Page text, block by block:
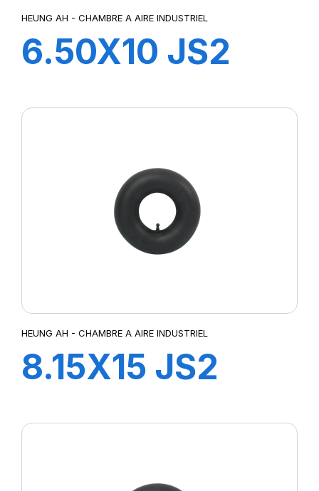
HEUNG AH - CHAMBRE A AIRE INDUSTRIEL
6.50X10 JS2
HEUNG AH - CHAMBRE A AIRE INDUSTRIEL
8.15X15 JS2